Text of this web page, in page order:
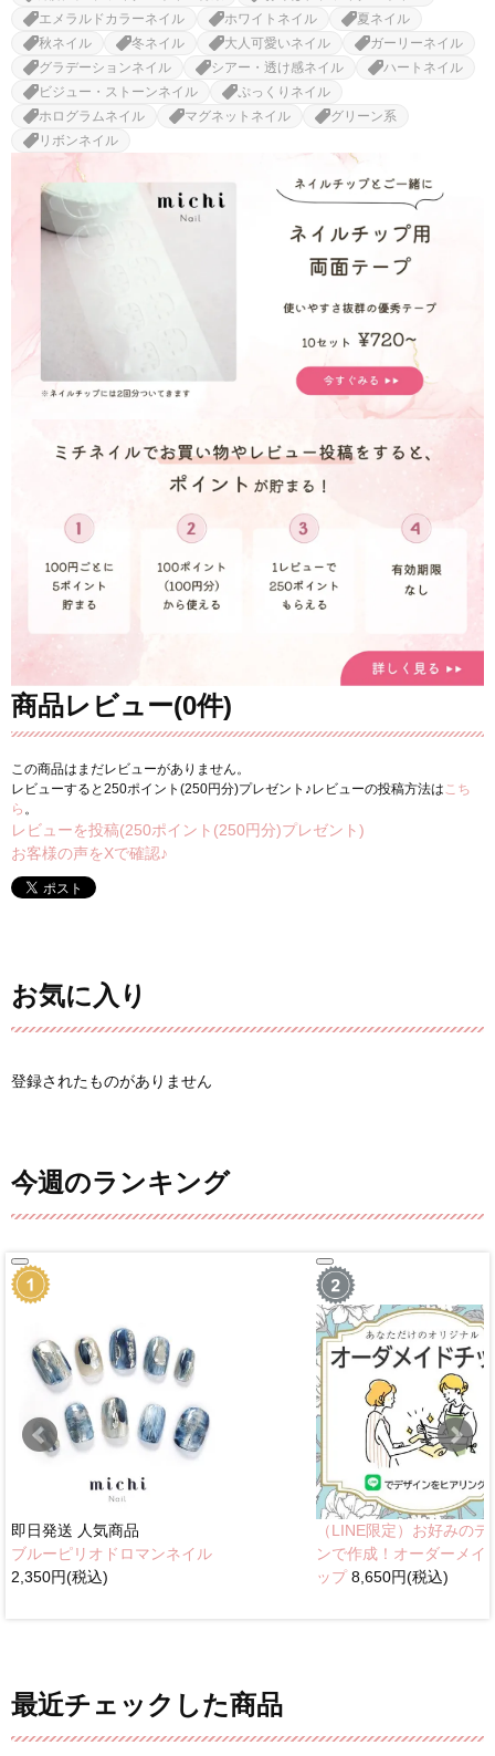
エメラルドカラーネイル
ホワイトネイル
夏ネイル
秋ネイル
冬ネイル 大人可愛いネイル
ガーリーネイル
グラデーションネイル
シアー・透け感ネイル
ハートネイル
ビジュー・ストーンネイル
ぷっくりネイル
ホログラムネイル
マグネットネイル
グリーン系
リボンネイル
商品レビュー(0件)
この商品はまだレビューがありません。
レビューすると250ポイント(250円分)プレゼント♪レビューの投稿方法は こち
ら 。
レビューを投稿(250ポイント(250円分)プレゼント)
お客様の声をXで確認♪
お気に入り
登録されたものがありません
今週のランキング
即日発送 人気商品
ブルーピリオドロマンネイル
2,350円(税込)
（LINE限定）お好みのデ
ンで作成！オーダーメイ
ップ8,650円(税込)
最近チェックした商品